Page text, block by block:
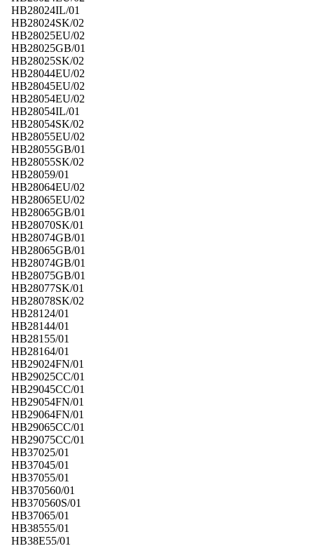
HB28024IL/01
HB28024SK/02
HB28025EU/02
HB28025GB/01
HB28025SK/02
HB28044EU/02
HB28045EU/02
HB28054EU/02
HB28054IL/01
HB28054SK/02
HB28055EU/02
HB28055GB/01
HB28055SK/02
HB28059/01
HB28064EU/02
HB28065EU/02
HB28065GB/01
HB28070SK/01
HB28074GB/01
HB28065GB/01
HB28074GB/01
HB28075GB/01
HB28077SK/01
HB28078SK/02
HB28124/01
HB28144/01
HB28155/01
HB28164/01
HB29024FN/01
HB29025CC/01
HB29045CC/01
HB29054FN/01
HB29064FN/01
HB29065CC/01
HB29075CC/01
HB37025/01
HB37045/01
HB37055/01
HB370560/01
HB370560S/01
HB37065/01
HB38555/01
HB38E55/01